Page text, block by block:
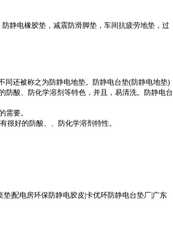
静电橡胶垫，减震防滑脚垫，车间抗疲劳地垫，过
同还被称之为防静电地垫。防静电台垫(防静电地垫)
防酸、防化学溶剂等特色，并且，易清洗。防静电台
需要。
很好的防酸、、防化学溶剂特性。
|配电房环保防静电胶皮|卡优环防静电台垫厂|广东